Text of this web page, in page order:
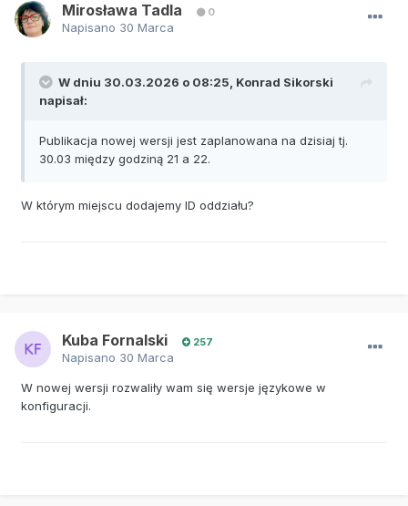
Mirosława Tadla 0
Napisano 30 Marca
W dniu 30.03.2026 o 08:25, Konrad Sikorski
napisał:
Publikacja nowej wersji jest zaplanowana na dzisiaj tj.
30.03 między godziną 21 a 22.
W którym miejscu dodajemy ID oddziału?
Kuba Fornalski 257
Napisano 30 Marca
W nowej wersji rozwaliły wam się wersje językowe w
konfiguracji.